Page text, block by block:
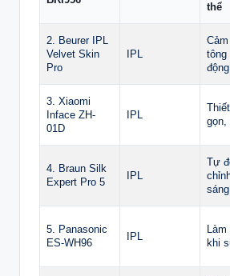
thể
2. Beurer IPL
Velvet Skin
Pro
IPL
tông
động
3. Xiaomi
Inface ZH-
01D
IPL
gọn,
4. Braun Silk
Expert Pro 5
IPL
Tự
sáng
5. Panasonic
ES-WH96
IPL
khi